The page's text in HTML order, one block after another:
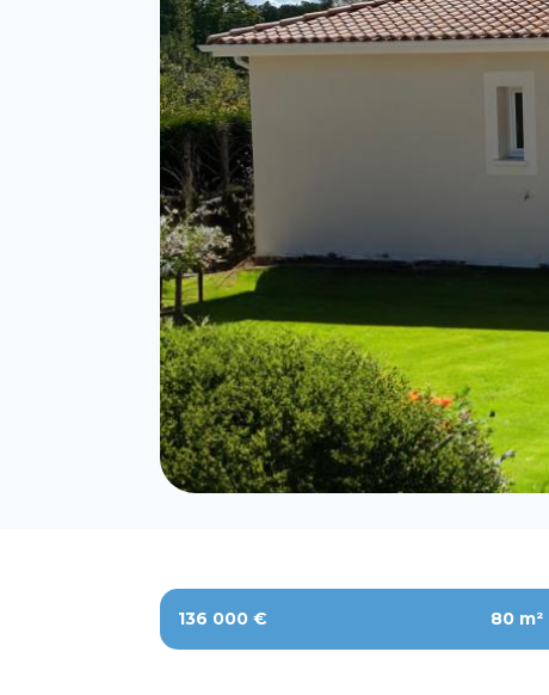
136 000 € 80 m²